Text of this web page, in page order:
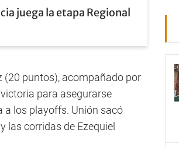
juega la etapa Regional
(20 puntos), acompañado por
para asegurarse
a los playoffs. Unión sacó
las corridas de Ezequiel